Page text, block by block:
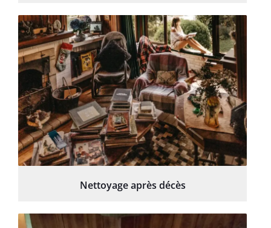
Nettoyage après décès